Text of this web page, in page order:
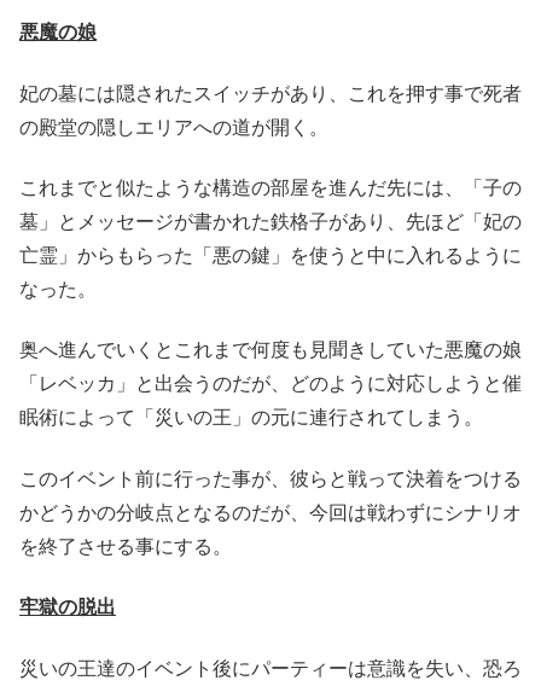
悪魔の娘
妃の墓には隠されたスイッチがあり、これを押す事で死者
の殿堂の隠しエリアへの道が開く。
これまでと似たような構造の部屋を進んだ先には、「子の
墓」とメッセージが書かれた鉄格子があり、先ほど「妃の
亡霊」からもらった「悪の鍵」を使うと中に入れるように
なった。
奥へ進んでいくとこれまで何度も見聞きしていた悪魔の娘
「レベッカ」と出会うのだが、どのように対応しようと催
眠術によって「災いの王」の元に連行されてしまう。
このイベント前に行った事が、彼らと戦って決着をつける
かどうかの分岐点となるのだが、今回は戦わずにシナリオ
を終了させる事にする。
牢獄の脱出
災いの王達のイベント後にパーティーは意識を失い、恐ろ